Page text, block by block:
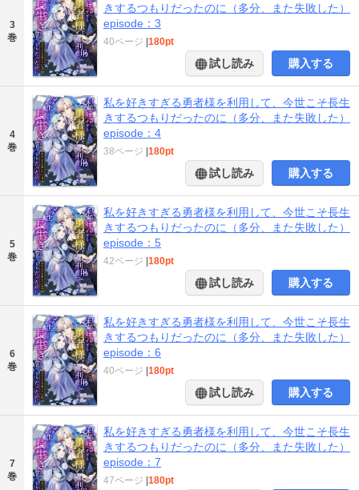
3
巻
きするつもりだったのに（多分、また失敗した）
episode：3
40ページ |180pt
試し読み 購入する
4
巻
私を好きすぎる勇者様を利用して、今世こそ長生
きするつもりだったのに（多分、また失敗した）
episode：4
38ページ |180pt
試し読み 購入する
5
巻
私を好きすぎる勇者様を利用して、今世こそ長生
きするつもりだったのに（多分、また失敗した）
episode：5
42ページ |180pt
試し読み 購入する
6
巻
私を好きすぎる勇者様を利用して、今世こそ長生
きするつもりだったのに（多分、また失敗した）
episode：6
40ページ |180pt
試し読み 購入する
7
巻
私を好きすぎる勇者様を利用して、今世こそ長生
きするつもりだったのに（多分、また失敗した）
episode：7
47ページ |180pt